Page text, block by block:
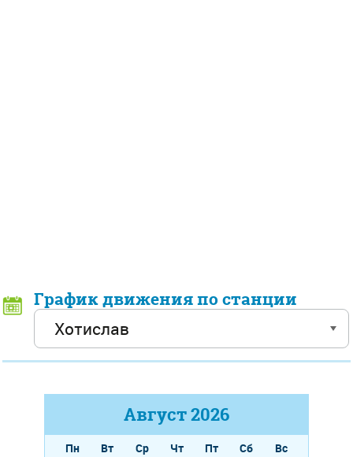
График движения по станции
Август2026
Пн Вт Ср Чт Пт Сб
Вс